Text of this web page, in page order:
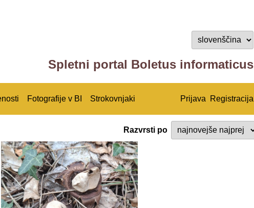
Spletni portal Boletus informaticus
Fotografije v BI Strokovnjaki Prijava Registracija
Razvrsti po